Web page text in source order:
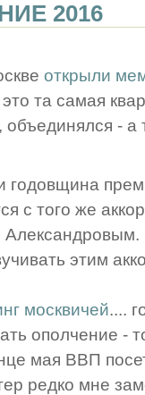
2016
открыли
та самая
- а
годовщина
с того же
этим
москвичей....
ополчение -
мая ВВП
редко мне